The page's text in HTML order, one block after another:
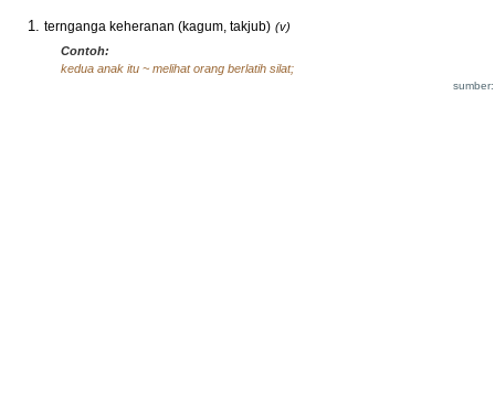
ternganga keheranan (kagum, takjub) (v)
Contoh:
kedua anak itu ~ melihat orang berlatih silat;